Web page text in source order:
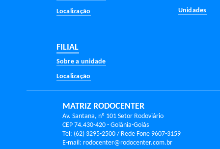
MATRIZ RODOCENTER
Av. Santana, nº 101 Setor Rodoviário
CEP 74.430-420 - Goiânia-Goiás
Tel: (62) 3295-2500 / Rede Fone 9607-3159
E-mail: rodocenter@rodocenter.com.br